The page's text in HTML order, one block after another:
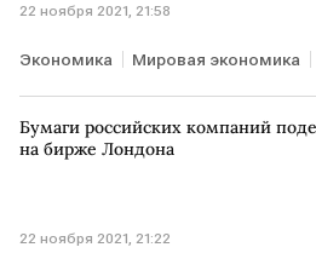
22 ноября 2021, 21:58
Экономика Мировая экономика
Джо Байден
Бумаги российских компаний
на бирже Лондона
22 ноября 2021, 21:22